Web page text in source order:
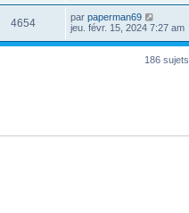
4654 par paperman69
jeu. févr. 15, 2024 7:27 am
186 sujets